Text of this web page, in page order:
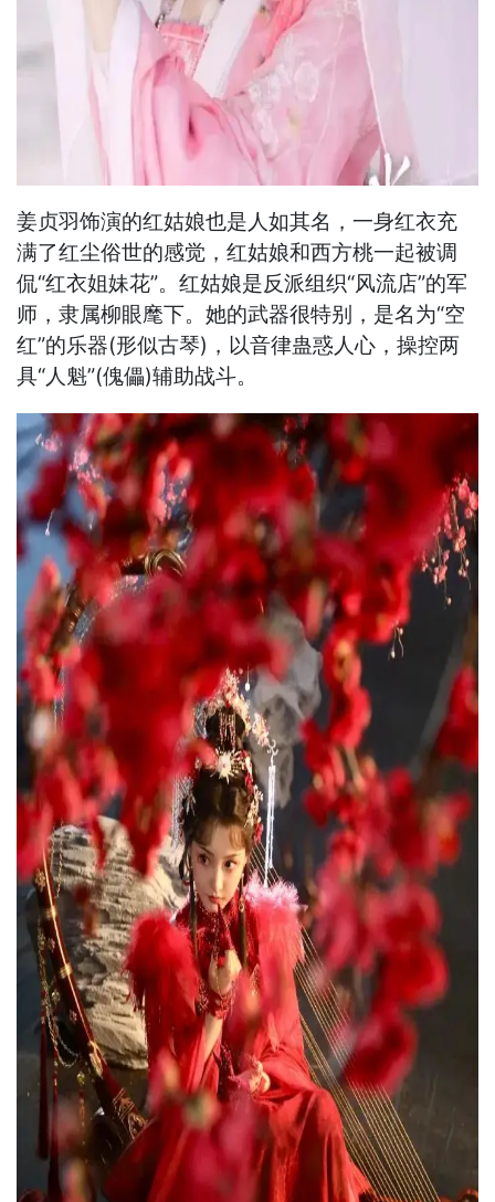
姜贞羽饰演的红姑娘也是人如其名，一身红衣充
满了红尘俗世的感觉，红姑娘和西方桃一起被调
侃“红衣姐妹花”。红姑娘是反派组织“风流店”的军
师，隶属柳眼麾下。她的武器很特别，是名为“空
红”的乐器(形似古琴)，以音律蛊惑人心，操控两
具“人魁”(傀儡)辅助战斗。